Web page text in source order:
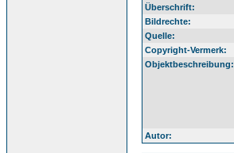
Überschrift:
Bildrechte:
Quelle:
Copyright-Vermerk:
Objektbeschreibung:
Autor: